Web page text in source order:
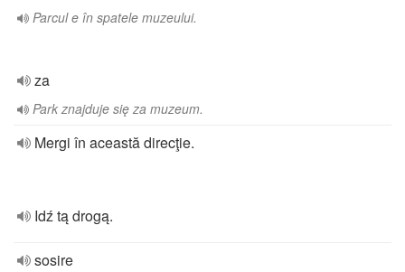
Parcul e în spatele muzeului.
za
Park znajduje się za muzeum.
Mergi în această direcţie.
Idź tą drogą.
sosire